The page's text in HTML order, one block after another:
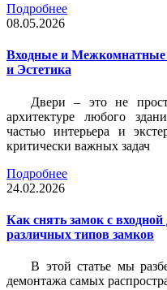
Подробнее
08.05.2026
Входные и
и Эстетика
Двери – это не
архитектуре любого
частью интерьера и
критически важных задач
Подробнее
24.02.2026
Как снять замок с
различных типов замков
В этой статье мы
демонтажа самых